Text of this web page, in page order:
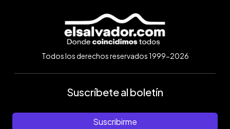
Todos los derechos reservados 1999-2026
Suscríbete al boletín
Suscribirme